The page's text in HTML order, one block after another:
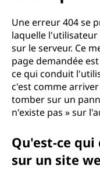
Une erreur 404 se
laquelle
sur le serveur. Ce
page demandée
ce qui conduit
c'est comme
tomber sur un
n'existe pas » sur
Qu'est-ce qui
sur un site